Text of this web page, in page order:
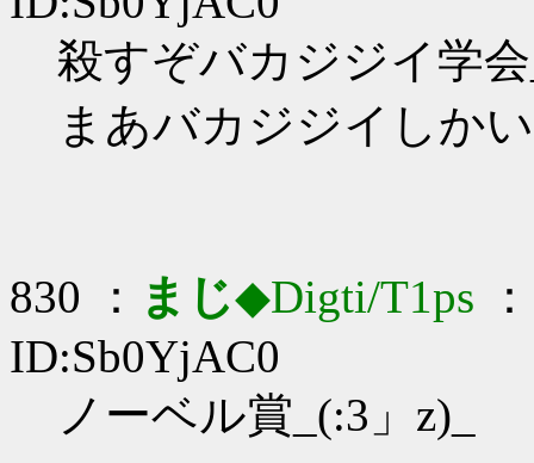
殺すぞバカジジイ学
まあバカジジイしか
830 ： まじ◆Digti/T1ps
ID:Sb0YjAC0
ノーベル賞_(:3」z)_